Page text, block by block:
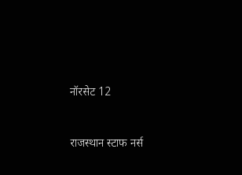
नॉरसेट 12
राजस्थान स्टाफ नर्स